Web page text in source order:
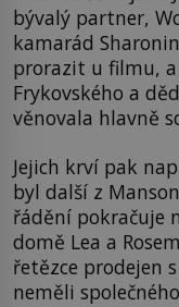
bývalý partner,
kamarád
prorazit u filmu,
Frykovského a
věnovala hlavně
Jejich krví pak
byl další z
řádění pokračuje
domě Lea a
řetězce prodejen
neměli